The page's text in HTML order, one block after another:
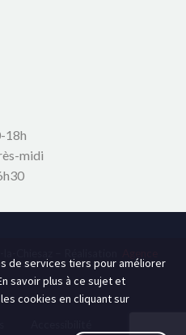
18h
midi
de services tiers pour améliorer
savoir plus à ce sujet et
cookies en cliquant sur